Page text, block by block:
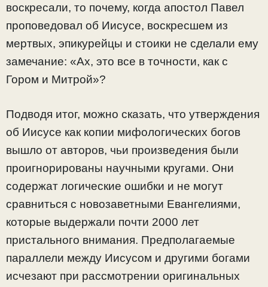
воскресали, то почему, когда апостол Павел
проповедовал об Иисусе, воскресшем из
мертвых, эпикурейцы и стоики не сделали ему
замечание: «Ах, это все в точности, как с
Гором и Митрой»?
Подводя итог, можно сказать, что утверждения
об Иисусе как копии мифологических богов
вышло от авторов, чьи произведения были
проигнорированы научными кругами. Они
содержат логические ошибки и не могут
сравниться с новозаветными Евангелиями,
которые выдержали почти 2000 лет
пристального внимания. Предполагаемые
параллели между Иисусом и другими богами
исчезают при рассмотрении оригинальных